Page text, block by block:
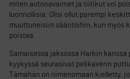
miten autonavaimet ja tiitikut voi
luonnollisia. Olisi ollut parempi
muuttuneisiin sääntöihin, kun myös
poistaa.
Samaisessa jaksossa Harkin
kyykyssä seurasivat pelikaverin
Tämähän on nimenomaan kielletty,